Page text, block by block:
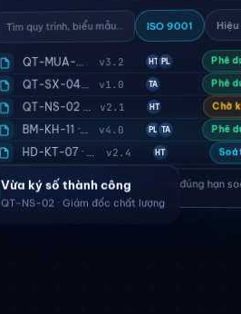
Tìm quy trình, biểu mẫu… ISO 9001
QT-MUA-01 · Quy trình mua hàng v3.2 HT PL Phê
v1.0 TA Phê
v2.1 HT Chờ
BM-KH-11 · Biểu mẫu khách hàng v4.0 PL TA Phê
v2.4 HT
94% tài liệu đúng hạn
Vừa ký số thành công
QT-NS-02 · Giám đốc chất lượng